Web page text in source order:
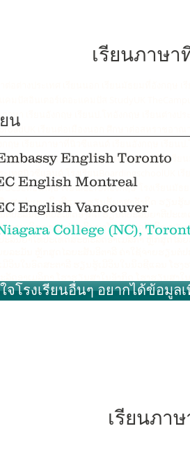
คมปัสอินเตอร์เดอะแคมปัส StudyUK
ภาษา เรียนอังกฤษ เรียนป.โทอังกฤษ เรียนต่าง
เรียนต่อเมืองนอก ศึกษาต่อสหราชอา
เรียนภาษาและทำงานที่ออสเตรเลีย
ระเทศนิวซีแลนด์ โรงเรียน
นIGCSEที่อังกฤษ เรียนIELTSที่อังกฤษ โรงเ
ສຶກສາປະເທດນິວຊີແລນ ຮຽນຮູ້ພາສາອັງກິດ ຮຽນ
ນຕໍ່ປະລິນຍາຕີປະເທດອັງກິດ ຮຽນຕໍ່ປະລິນຍາຕີປ
ດອາເມລິກາ ຮຽນຕໍ່ປະລິນຍາໂທປະເທດອັງກິດ ຮ
ປະລິນຍາໂທປະເທດສະຫະລັດອາເມລິກາ ຫຼັກສູດ
ທດອັງກິດ
เรียนภาษ
น
English Toronto
English Montreal
English Vancouver
College (NC),
จโรงเรียนอื่นๆ อยากได้ข้อมูล
เรียนภา